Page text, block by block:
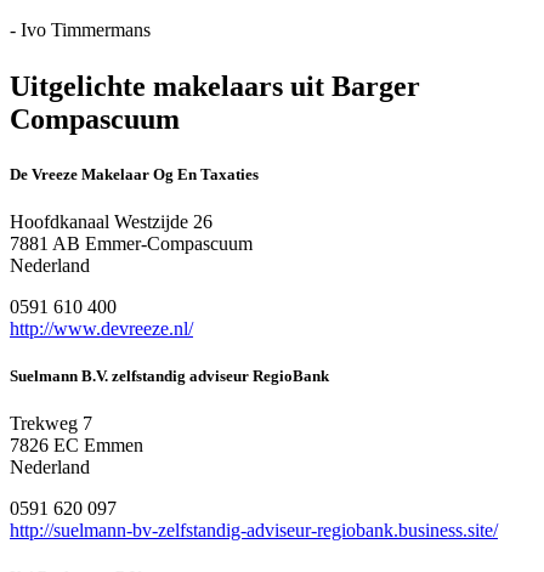
- Ivo Timmermans
Uitgelichte makelaars uit Barger
Compascuum
De Vreeze Makelaar Og En Taxaties
Hoofdkanaal Westzijde 26
7881 AB Emmer-Compascuum
Nederland
0591 610 400
http://www.devreeze.nl/
Suelmann B.V. zelfstandig adviseur RegioBank
Trekweg 7
7826 EC Emmen
Nederland
0591 620 097
http://suelmann-bv-zelfstandig-adviseur-regiobank.business.site/